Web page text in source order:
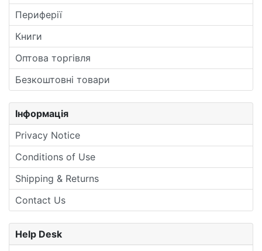
Периферії
Книги
Оптова торгівля
Безкоштовні товари
Інформація
Privacy Notice
Conditions of Use
Shipping & Returns
Contact Us
Help Desk